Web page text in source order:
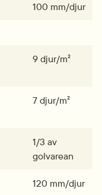
100 mm/djur
9 djur/m²
7 djur/m²
1/3 av
golvarean
120 mm/djur